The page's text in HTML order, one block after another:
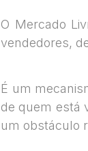
O Mercado
vendedores,
É um
de quem está
um obstáculo